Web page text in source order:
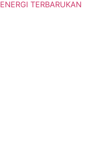
ENERGI TERBARUKAN